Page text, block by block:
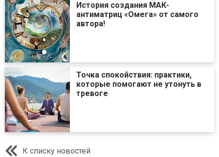
История создания МАК-
антиматриц «Омега» от самого
автора!
Точка спокойствия: практики,
которые помогают не утонуть в
тревоге
К списку новостей